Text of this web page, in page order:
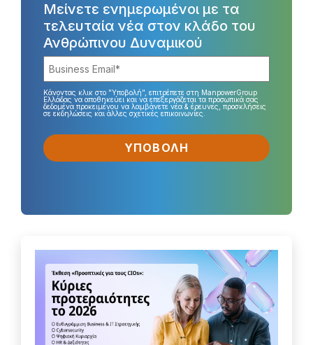
Μείνετε ενημερωμένοι με τα
τελευταία νέα στον κλάδο του
Ανθρώπινου Δυναμικού
Κάνοντας κλικ στο "Υποβολή", επιτρέπετε στη ManpowerGroup
Ελλάδας να αποθηκεύει και να επεξεργάζεται τα προσωπικά σας
δεδομένα προκειμένου να λαμβάνετε νέα & έρευνες, προσκλήσεις
σε εκδηλώσεις και άλλες σχετικές επικοινωνίες.